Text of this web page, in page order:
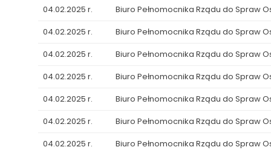
04.02.2025 r.
Biuro Pełnomocnika Rządu do Spraw
04.02.2025 r.
Biuro Pełnomocnika Rządu do Spraw
04.02.2025 r.
Biuro Pełnomocnika Rządu do Spraw
04.02.2025 r.
Biuro Pełnomocnika Rządu do Spraw
04.02.2025 r.
Biuro Pełnomocnika Rządu do Spraw
04.02.2025 r.
Biuro Pełnomocnika Rządu do Spraw
04.02.2025 r.
Biuro Pełnomocnika Rządu do Spraw